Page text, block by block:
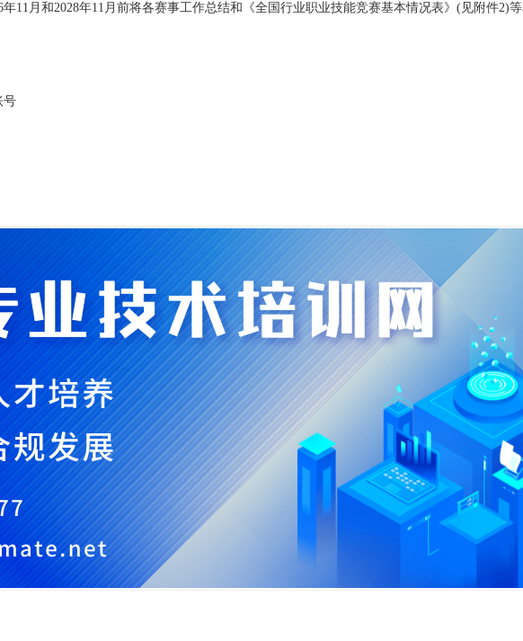
月和2028年11月前将各赛事工作总结和《全国行业职业技能竞赛基本情况表》(见附件2)
号